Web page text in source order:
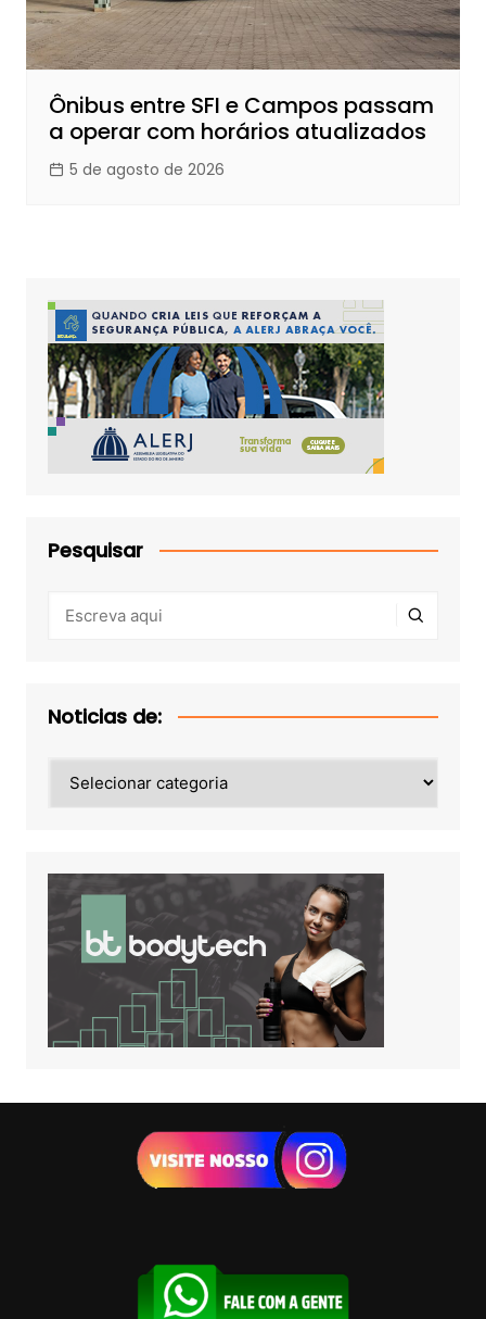
Ônibus entre SFI e Campos passam
a operar com horários atualizados
5 de agosto de 2026
Pesquisar
Noticias de:
de: